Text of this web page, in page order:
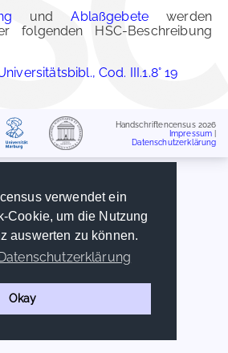
verwendet ein
Cookie, um die Nutzung
auswerten zu können.
Datenschutzerklärung
Okay
undAblaßgebete werden
folgenden HSC-Beschreibung
Cod. III.1.8° 19
Handschriftencensus 2026
Impressum
Datenschutzerklärung